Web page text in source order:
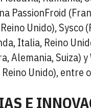
PassionFroid
Unido), Sysco
Italia, Reino
Alemania, Suiza)
Unido), entre
E